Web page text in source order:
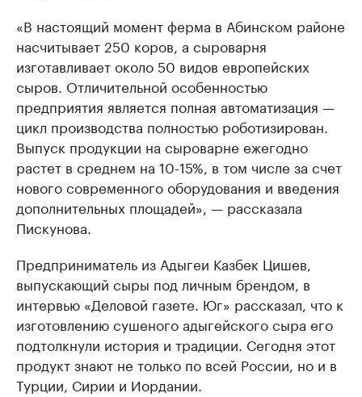
«В настоящий момент ферма в Абинском районе
насчитывает 250 коров, а сыроварня
изготавливает около 50 видов европейских
сыров. Отличительной особенностью
предприятия является полная автоматизация —
цикл производства полностью роботизирован.
Выпуск продукции на сыроварне ежегодно
растет в среднем на 10-15%, в том числе за счет
нового современного оборудования и введения
дополнительных площадей», — рассказала
Пискунова.
Предприниматель из Адыгеи Казбек Цишев,
выпускающий сыры под личным брендом, в
интервью «Деловой газете. Юг» рассказал, что к
изготовлению сушеного адыгейского сыра его
подтолкнули история и традиции. Сегодня этот
продукт знают не только по всей России, но и в
Турции, Сирии и Иордании.